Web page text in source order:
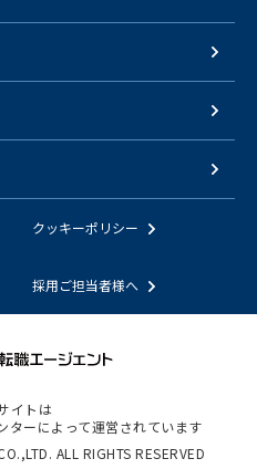
クッキーポリシー
採用ご担当者様へ
イトは
ターによって運営されています
ALL RIGHTS RESERVED